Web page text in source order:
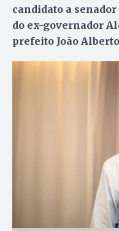
candidato a
do ex-governador
prefeito João Alberto